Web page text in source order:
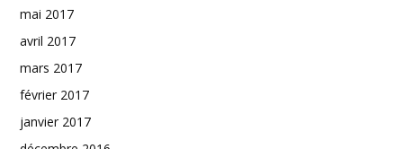
mai 2017
avril 2017
mars 2017
février 2017
janvier 2017